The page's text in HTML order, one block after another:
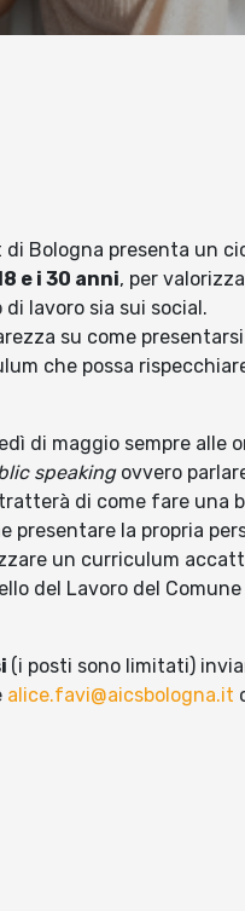
di Bologna presenta un
e i 30 anni, per
lavoro sia sui social.
su come
che possa
di maggio sempre alle
speakingovvero
di come fare una
la propria
un curriculum
del Lavoro del
(i posti sono limitati)
alice.favi@aicsbologna.it